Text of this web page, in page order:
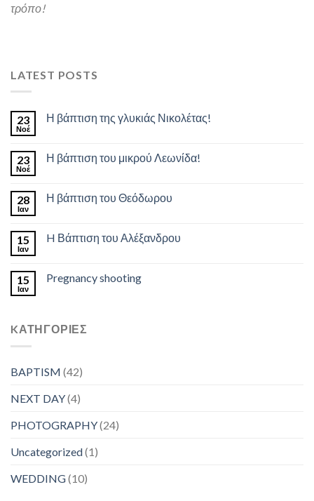
τρόπο!
LATEST POSTS
23
Νοέ
Η βάπτιση της γλυκιάς Νικολέτας!
23
Νοέ
Η βάπτιση του μικρού Λεωνίδα!
28
Ιαν
Η βάπτιση του Θεόδωρου
15
Ιαν
H Βάπτιση του Αλέξανδρου
15
Ιαν
Pregnancy shooting
KΑΤΗΓΟΡΊΕΣ
BAPTISM (42)
NEXT DAY(4)
PHOTOGRAPHY(24)
Uncategorized(1)
WEDDING(10)